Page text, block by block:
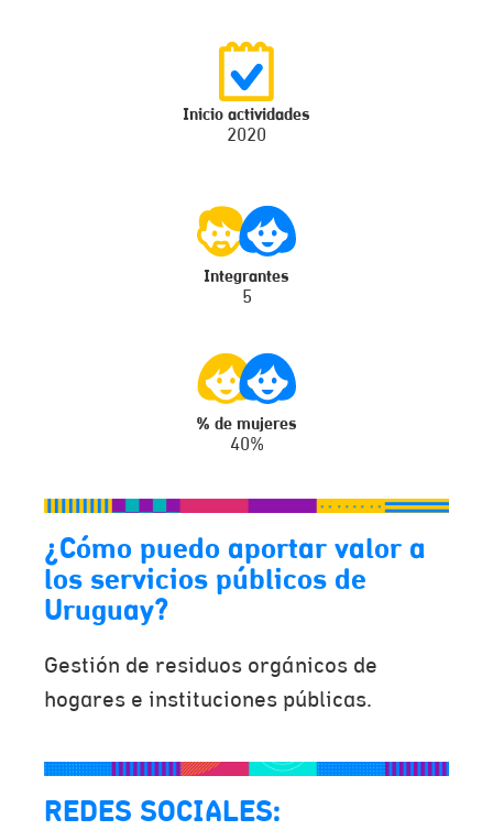
Inicio actividades
2020
Integrantes
5
% de mujeres
40%
¿Cómo puedo aportar valor a
los servicios públicos de
Uruguay?
Gestión de residuos orgánicos de
hogares e instituciones públicas.
REDES SOCIALES: